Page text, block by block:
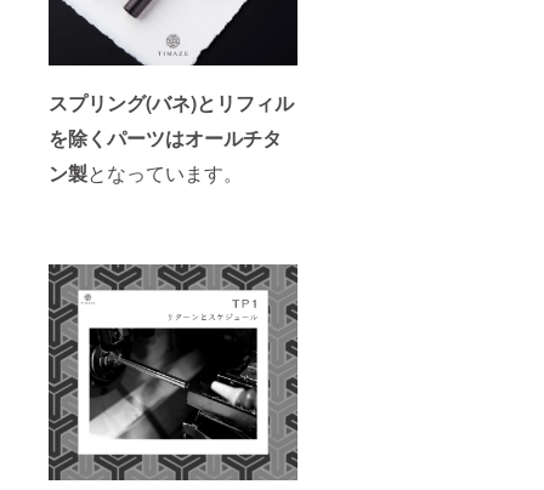
スプリング(バネ)とリフィル
を除くパーツはオールチタ
ン製となっています。